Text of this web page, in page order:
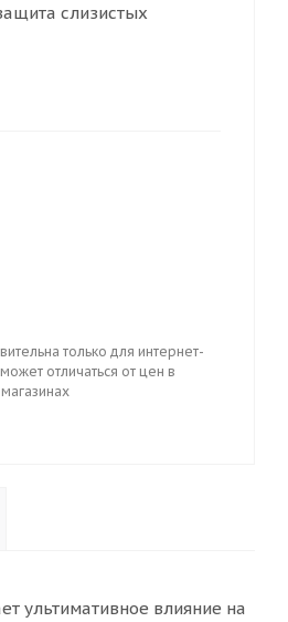
слизистых
только для интернет-
отличаться от цен в
ультимативное влияние на